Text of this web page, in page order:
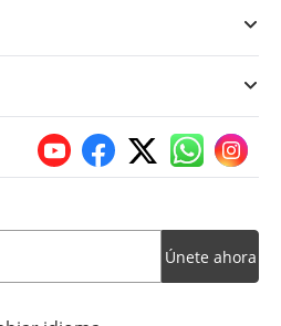
Únete ahora